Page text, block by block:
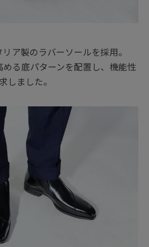
ア製のラバーソールを採用。
る底パターンを配置し、機能性
しました。